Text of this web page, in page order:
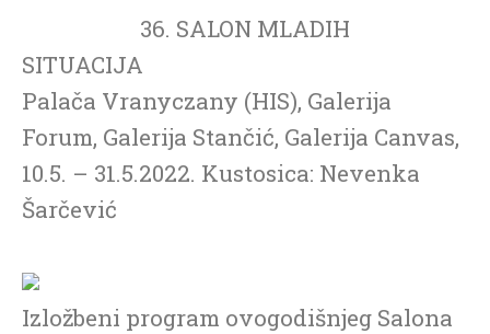
36. SALON MLADIH
SITUACIJA
Palača Vranyczany (HIS), Galerija
Forum, Galerija Stančić, Galerija Canvas,
10.5. – 31.5.2022. Kustosica: Nevenka
Šarčević
Izložbeni program ovogodišnjeg Salona